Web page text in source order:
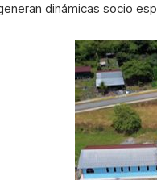
dinámicas socio